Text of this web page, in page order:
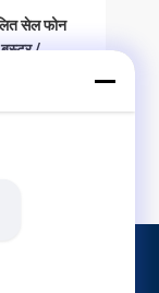
सेल फोन
बूस्टर /